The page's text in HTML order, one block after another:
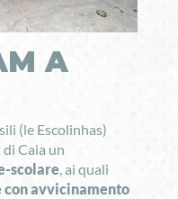
A
(le Escolinhas)
Caia un
scolare, ai quali
con avvicinamento